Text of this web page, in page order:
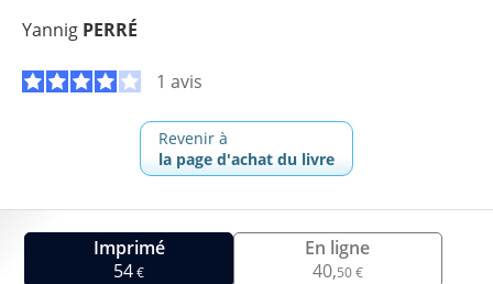
Yannig PERRÉ
1 avis
Revenir à
la page d'achat du livre
Imprimé
54€
En ligne
40,50 €